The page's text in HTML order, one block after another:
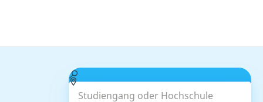
Studiengang oder Hochschule
Suchen